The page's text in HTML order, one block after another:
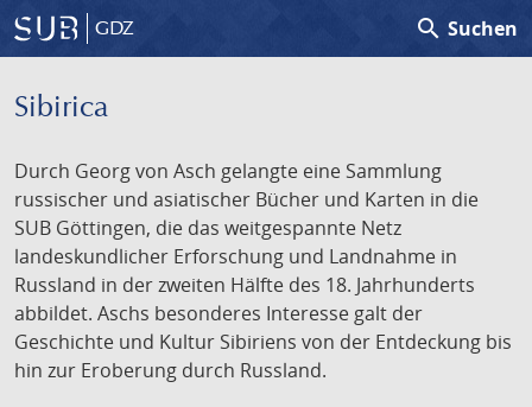
GDZ search Suchen
Sibirica
Durch Georg von Asch gelangte eine Sammlung
russischer und asiatischer Bücher und Karten in die
SUB Göttingen, die das weitgespannte Netz
landeskundlicher Erforschung und Landnahme in
Russland in der zweiten Hälfte des 18. Jahrhunderts
abbildet. Aschs besonderes Interesse galt der
Geschichte und Kultur Sibiriens von der Entdeckung bis
hin zur Eroberung durch Russland.